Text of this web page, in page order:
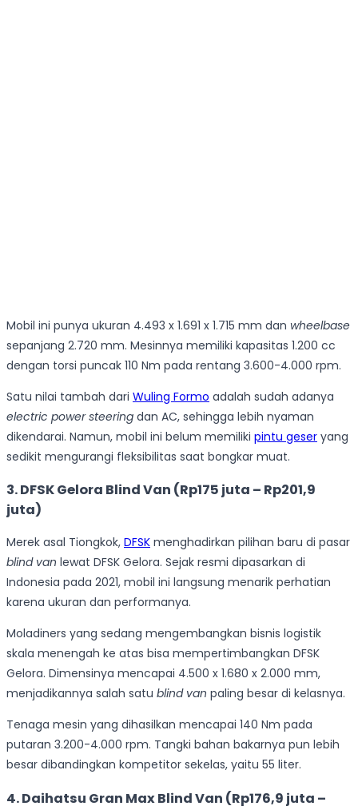
Mobil ini punya ukuran 4.493 x 1.691 x 1.715 mm dan wheelbase
sepanjang 2.720 mm. Mesinnya memiliki kapasitas 1.200 cc
dengan torsi puncak 110 Nm pada rentang 3.600-4.000 rpm.
Satu nilai tambah dari Wuling Formo adalah sudah adanya
electric power steering dan AC, sehingga lebih nyaman
dikendarai. Namun, mobil ini belum memiliki pintu geser yang
sedikit mengurangi fleksibilitas saat bongkar muat.
3. DFSK Gelora Blind Van (Rp175 juta – Rp201,9
juta)
Merek asal Tiongkok, DFSK menghadirkan pilihan baru di pasar
blind van lewat DFSK Gelora. Sejak resmi dipasarkan di
Indonesia pada 2021, mobil ini langsung menarik perhatian
karena ukuran dan performanya.
Moladiners yang sedang mengembangkan bisnis logistik
skala menengah ke atas bisa mempertimbangkan DFSK
Gelora. Dimensinya mencapai 4.500 x 1.680 x 2.000 mm,
menjadikannya salah satu blind van paling besar di kelasnya.
Tenaga mesin yang dihasilkan mencapai 140 Nm pada
putaran 3.200-4.000 rpm. Tangki bahan bakarnya pun lebih
besar dibandingkan kompetitor sekelas, yaitu 55 liter.
4. Daihatsu Gran Max Blind Van (Rp176,9 juta –